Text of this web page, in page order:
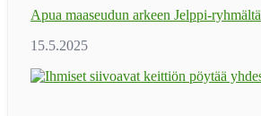
Apua maaseudun arkeen Jelppi-ryhmältä